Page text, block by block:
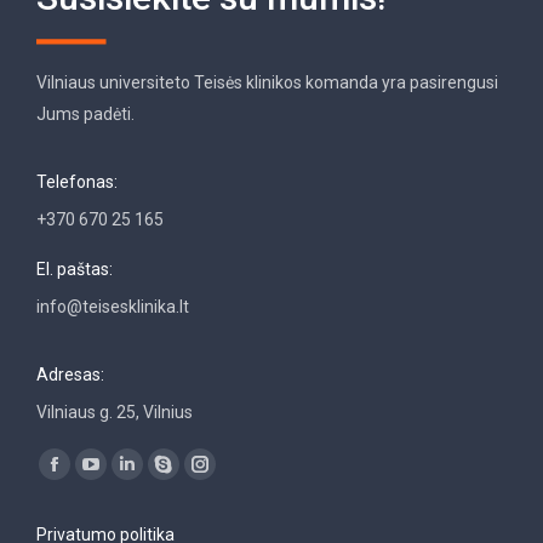
Vilniaus universiteto Teisės klinikos komanda yra pasirengusi
Jums padėti.
Telefonas:
+370 670 25 165
El. paštas:
info@teisesklinika.lt
Adresas:
Vilniaus g. 25, Vilnius
Find us on:
LinkedinSkypeInstagram
Privatumo politika